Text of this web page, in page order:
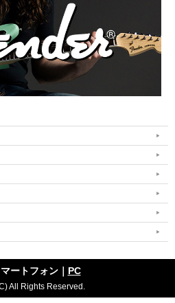
ートフォン｜ PC
All Rights Reserved.